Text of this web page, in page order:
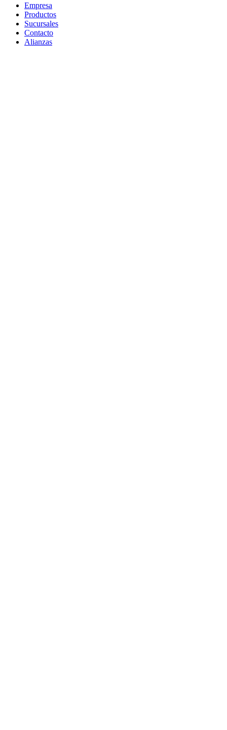
Empresa
Productos
Sucursales
Contacto
Alianzas